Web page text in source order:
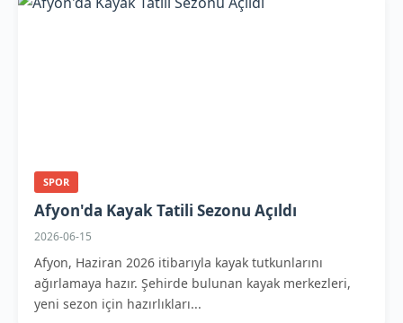
SPOR
Afyon'da Kayak Tatili Sezonu Açıldı
2026-06-15
Afyon, Haziran 2026 itibarıyla kayak tutkunlarını
ağırlamaya hazır. Şehirde bulunan kayak merkezleri,
yeni sezon için hazırlıkları...